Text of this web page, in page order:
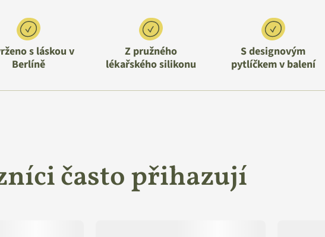
s láskou v
Berlíně
Z pružného
lékařského silikonu
S designovým
pytlíčkem v balení
často přihazují